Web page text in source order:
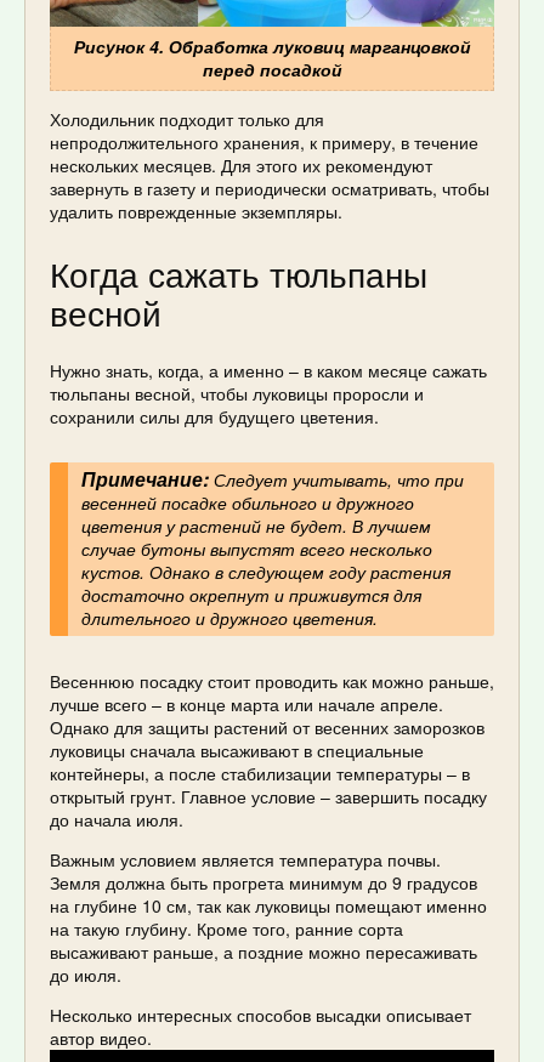
Рисунок 4. Обработка луковиц марганцовкой
перед посадкой
Холодильник подходит только для
непродолжительного хранения, к примеру, в течение
нескольких месяцев. Для этого их рекомендуют
завернуть в газету и периодически осматривать, чтобы
удалить поврежденные экземпляры.
Когда сажать тюльпаны
весной
Нужно знать, когда, а именно – в каком месяце сажать
тюльпаны весной, чтобы луковицы проросли и
сохранили силы для будущего цветения.
Примечание:Следует учитывать, что при
весенней посадке обильного и дружного
цветения у растений не будет. В лучшем
случае бутоны выпустят всего несколько
кустов. Однако в следующем году растения
достаточно окрепнут и приживутся для
длительного и дружного цветения.
Весеннюю посадку стоит проводить как можно раньше,
лучше всего – в конце марта или начале апреле.
Однако для защиты растений от весенних заморозков
луковицы сначала высаживают в специальные
контейнеры, а после стабилизации температуры – в
открытый грунт. Главное условие – завершить посадку
до начала июля.
Важным условием является температура почвы.
Земля должна быть прогрета минимум до 9 градусов
на глубине 10 см, так как луковицы помещают именно
на такую глубину. Кроме того, ранние сорта
высаживают раньше, а поздние можно пересаживать
до июля.
Несколько интересных способов высадки описывает
автор видео.